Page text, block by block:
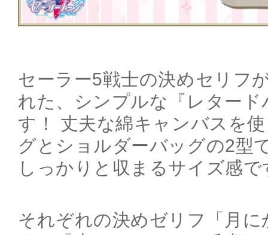
セーラー5戦士の決めセリフ
れた、シンプルな『レター
す！ 丈夫な綿キャンバスを
グとショルダーバッグの2型
しっかりと収まるサイズ感で
それぞれの決めゼリフ「月